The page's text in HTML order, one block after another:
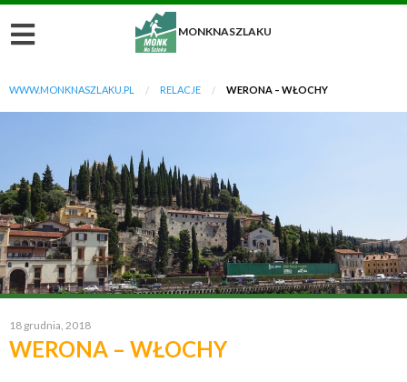
MONKNASZLAKU
WWW.MONKNASZLAKU.PL RELACJE WERONA – WŁOCHY
18 grudnia, 2018
WERONA – WŁOCHY